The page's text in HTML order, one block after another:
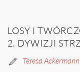
LOSY I
2. DYWIZJI
Teresa Ackermann